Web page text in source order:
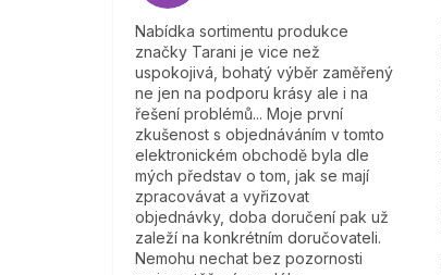
Nabídka sortimentu produkce
značky Tarani je vice než
uspokojivá, bohatý výběr zaměřený
ne jen na podporu krásy ale i na
řešení problémů... Moje první
zkušenost s objednáváním v tomto
elektronickém obchodě byla dle
mých představ o tom, jak se mají
zpracovávat a vyřizovat
objednávky, doba doručení pak už
zaleží na konkrétním doručovateli.
Nemohu nechat bez pozornosti